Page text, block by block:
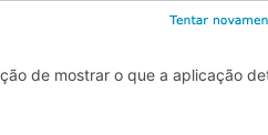
de mostrar o que a aplicação